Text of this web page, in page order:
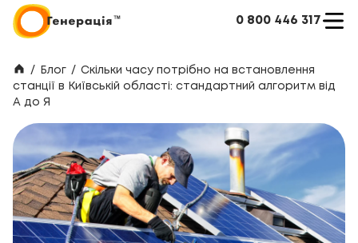
0 800 446 317
/ Блог / Скільки часу потрібно на встановлення
станції в Київській області: стандартний алгоритм від
А до Я